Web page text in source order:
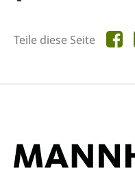
Teile diese Seite